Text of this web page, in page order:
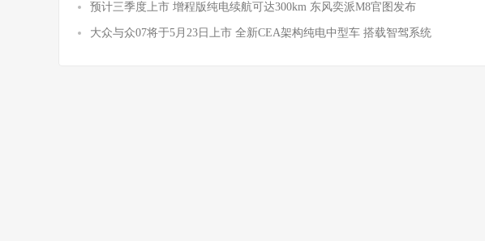
预计三季度上市 增程版纯电续航可达300km 东风奕派M8官图发布
大众与众07将于5月23日上市 全新CEA架构纯电中型车 搭载智驾系统